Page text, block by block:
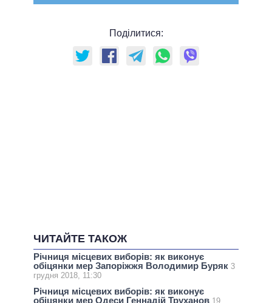
Поділитися:
ЧИТАЙТЕ ТАКОЖ
Річниця місцевих виборів: як виконує
обіцянки мер Запоріжжя Володимир Буряк 3
грудня 2018, 11:30
Річниця місцевих виборів: як виконує
обіцянки мер Одеси Геннадій Труханов 19